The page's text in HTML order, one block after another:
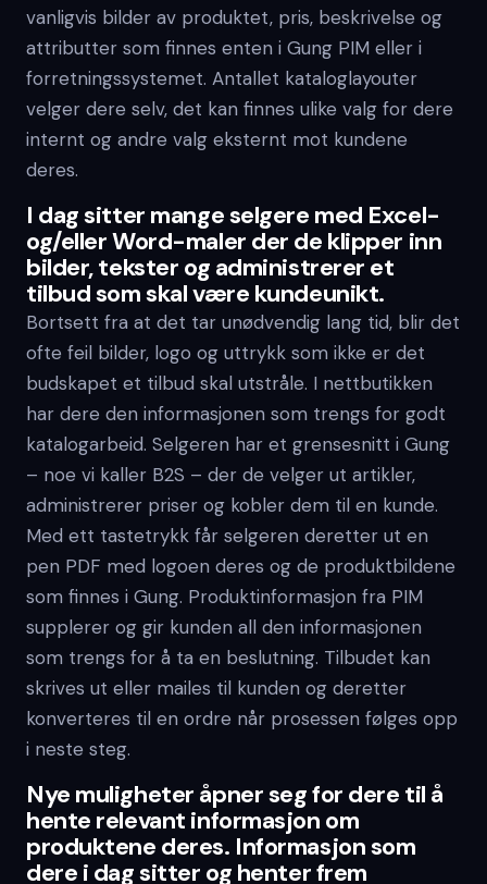
vanligvis bilder av produktet, pris, beskrivelse og
attributter som finnes enten i Gung PIM eller i
forretningssystemet. Antallet kataloglayouter
velger dere selv, det kan finnes ulike valg for dere
internt og andre valg eksternt mot kundene
deres.
I dag sitter mange selgere med Excel-
og/eller Word-maler der de klipper inn
bilder, tekster og administrerer et
tilbud som skal være kundeunikt.
Bortsett fra at det tar unødvendig lang tid, blir det
ofte feil bilder, logo og uttrykk som ikke er det
budskapet et tilbud skal utstråle. I nettbutikken
har dere den informasjonen som trengs for godt
katalogarbeid. Selgeren har et grensesnitt i Gung
– noe vi kaller B2S – der de velger ut artikler,
administrerer priser og kobler dem til en kunde.
Med ett tastetrykk får selgeren deretter ut en
pen PDF med logoen deres og de produktbildene
som finnes i Gung. Produktinformasjon fra PIM
supplerer og gir kunden all den informasjonen
som trengs for å ta en beslutning. Tilbudet kan
skrives ut eller mailes til kunden og deretter
konverteres til en ordre når prosessen følges opp
i neste steg.
Nye muligheter åpner seg for dere til å
hente relevant informasjon om
produktene deres. Informasjon som
dere i dag sitter og henter frem